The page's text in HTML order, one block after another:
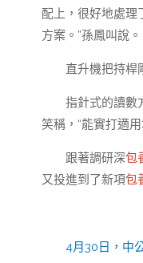
配上，很好地處理
方案。”孫鳳叫說。
直升機把持桿
指針式的讀數
笑稱，“能實打適
跟著調研深包
又投進到了新項包
4月30日，中